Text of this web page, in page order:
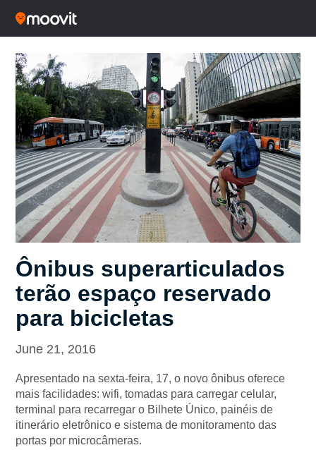
Ônibus superarticulados
terão espaço reservado
para bicicletas
June 21, 2016
Apresentado na sexta-feira, 17, o novo ônibus oferece
mais facilidades: wifi, tomadas para carregar celular,
terminal para recarregar o Bilhete Único, painéis de
itinerário eletrônico e sistema de monitoramento das
portas por microcâmeras.